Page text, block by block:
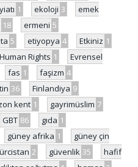
1 ekoloji 3
emek
18 ermeni 5
5 etiyopya 4 Etkiniz 1
Rights 1
Evrensel
fas 1 faşizm 4
36 Finlandiya 9
kent 1 gayrimüslim 7
GBT 86 gıda 1
güney afrika 1
güney çin
2 güvenlik 35
hafif